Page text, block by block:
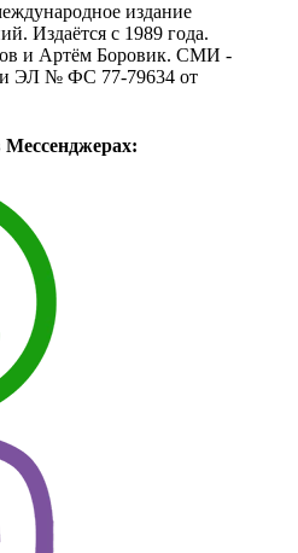
издание
Издаётся с 1989 года.
и Артём Боровик. CМИ -
ЭЛ № ФС 77-79634 от